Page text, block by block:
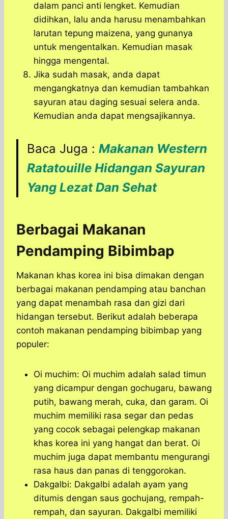
dalam panci anti lengket. Kemudian
didihkan, lalu anda harusu menambahkan
larutan tepung maizena, yang gunanya
untuk mengentalkan. Kemudian masak
hingga mengental.
Jika sudah masak, anda dapat
mengangkatnya dan kemudian tambahkan
sayuran atau daging sesuai selera anda.
Kemudian anda dapat mengsajikannya.
Baca Juga : Makanan Western
Ratatouille Hidangan Sayuran
Yang Lezat Dan Sehat
Berbagai Makanan
Pendamping Bibimbap
Makanan khas korea ini bisa dimakan dengan
berbagai makanan pendamping atau banchan
yang dapat menambah rasa dan gizi dari
hidangan tersebut. Berikut adalah beberapa
contoh makanan pendamping bibimbap yang
populer:
Oi muchim: Oi muchim adalah salad timun
yang dicampur dengan gochugaru, bawang
putih, bawang merah, cuka, dan garam. Oi
muchim memiliki rasa segar dan pedas
yang cocok sebagai pelengkap makanan
khas korea ini yang hangat dan berat. Oi
muchim juga dapat membantu mengurangi
rasa haus dan panas di tenggorokan.
Dakgalbi: Dakgalbi adalah ayam yang
ditumis dengan saus gochujang, rempah-
rempah, dan sayuran. Dakgalbi memiliki